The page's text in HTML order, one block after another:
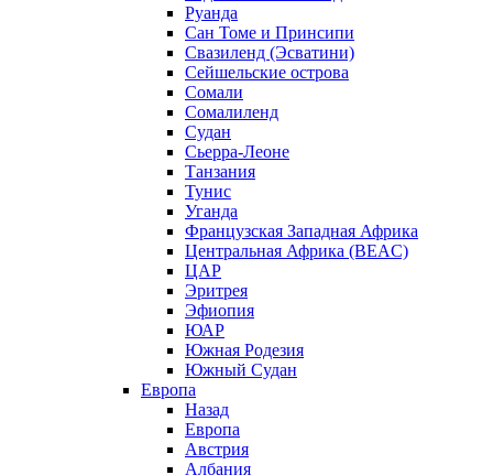
Руанда
Сан Томе и Принсипи
Свазиленд (Эсватини)
Сейшельские острова
Сомали
Сомалиленд
Судан
Сьерра-Леоне
Танзания
Тунис
Уганда
Французская Западная Африка
Центральная Африка (BEAC)
ЦАР
Эритрея
Эфиопия
ЮАР
Южная Родезия
Южный Судан
Европа
Назад
Европа
Австрия
Албания